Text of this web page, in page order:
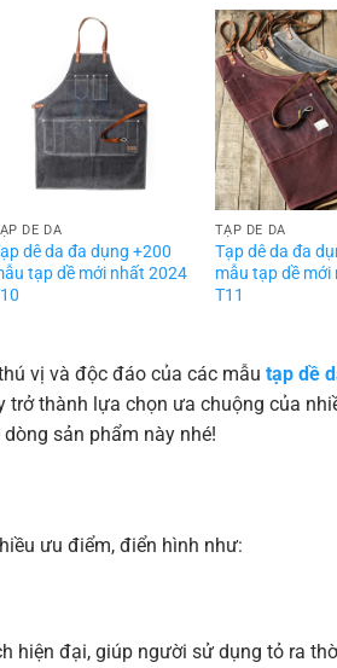
DỀ DA
dê da đa dụng +200
tạp dề mới nhất 2024
TẠP DỀ DA
Tạp dê da đa
mẫu tạp dề
T11
vị và độc đáo của các mẫu tạp dề
thành lựa chọn ưa chuộng của
sản phẩm này nhé!
ưu điểm, điển hình như:
hiện đại, giúp người sử dụng tỏ ra